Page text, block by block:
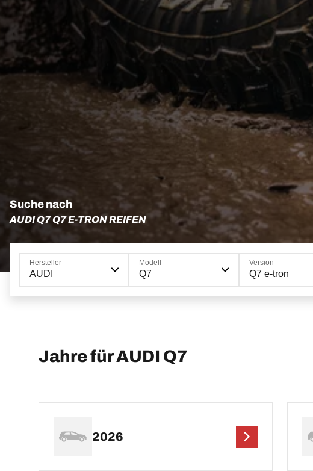
Suche nach
AUDI Q7 Q7 E-TRON REIFEN
Hersteller
AUDI
Modell
Q7
Version
Q7 e-tron
Jahre für AUDI Q7
2026